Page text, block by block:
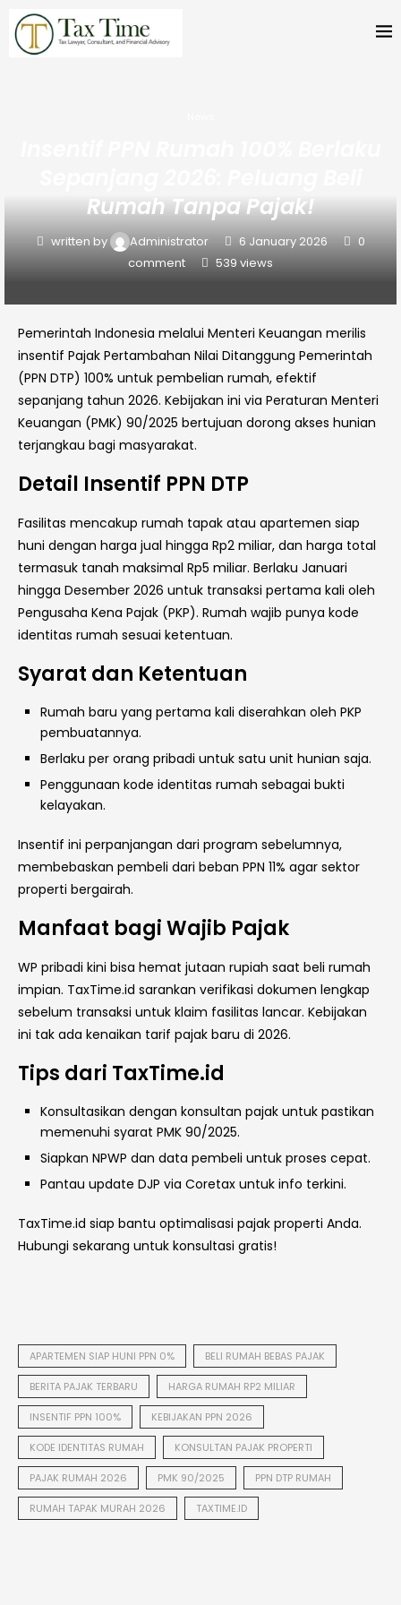
Rumah Tanpa Pajak!
written by Administrator 6 January 2026
0
comment
539 views
Pemerintah Indonesia melalui Menteri Keuangan merilis
insentif Pajak Pertambahan Nilai Ditanggung Pemerintah
(PPN DTP) 100% untuk pembelian rumah, efektif
sepanjang tahun 2026. Kebijakan ini via Peraturan Menteri
Keuangan (PMK) 90/2025 bertujuan dorong akses hunian
terjangkau bagi masyarakat.
Detail Insentif PPN DTP
Fasilitas mencakup rumah tapak atau apartemen siap
huni dengan harga jual hingga Rp2 miliar, dan harga total
termasuk tanah maksimal Rp5 miliar. Berlaku Januari
hingga Desember 2026 untuk transaksi pertama kali oleh
Pengusaha Kena Pajak (PKP). Rumah wajib punya kode
identitas rumah sesuai ketentuan.
Syarat dan Ketentuan
Rumah baru yang pertama kali diserahkan oleh PKP
pembuatannya.
Berlaku per orang pribadi untuk satu unit hunian saja.
Penggunaan kode identitas rumah sebagai bukti
kelayakan.
Insentif ini perpanjangan dari program sebelumnya,
membebaskan pembeli dari beban PPN 11% agar sektor
properti bergairah.
Manfaat bagi Wajib Pajak
WP pribadi kini bisa hemat jutaan rupiah saat beli rumah
impian. TaxTime.id sarankan verifikasi dokumen lengkap
sebelum transaksi untuk klaim fasilitas lancar. Kebijakan
ini tak ada kenaikan tarif pajak baru di 2026.
Tips dari TaxTime.id
Konsultasikan dengan konsultan pajak untuk pastikan
memenuhi syarat PMK 90/2025.
Siapkan NPWP dan data pembeli untuk proses cepat.
Pantau update DJP via Coretax untuk info terkini.
TaxTime.id siap bantu optimalisasi pajak properti Anda.
Hubungi sekarang untuk konsultasi gratis!
APARTEMEN SIAP HUNI PPN 0% BELI RUMAH BEBAS PAJAK
BERITA PAJAK TERBARU HARGA RUMAH RP2 MILIAR
INSENTIF PPN 100% KEBIJAKAN PPN 2026
KODE IDENTITAS RUMAH KONSULTAN PAJAK PROPERTI
PAJAK RUMAH 2026 PMK 90/2025 PPN DTP RUMAH
RUMAH TAPAK MURAH 2026 TAXTIME.ID